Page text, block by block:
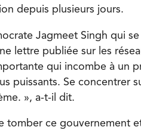
depuis plusieurs jours.
Jagmeet Singh qui
lettre publiée sur les
qui incombe à un
puissants. Se concentrer
», a-t-il dit.
tomber ce gouvernement